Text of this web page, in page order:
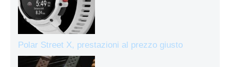
Polar Street X, prestazioni al prezzo giusto